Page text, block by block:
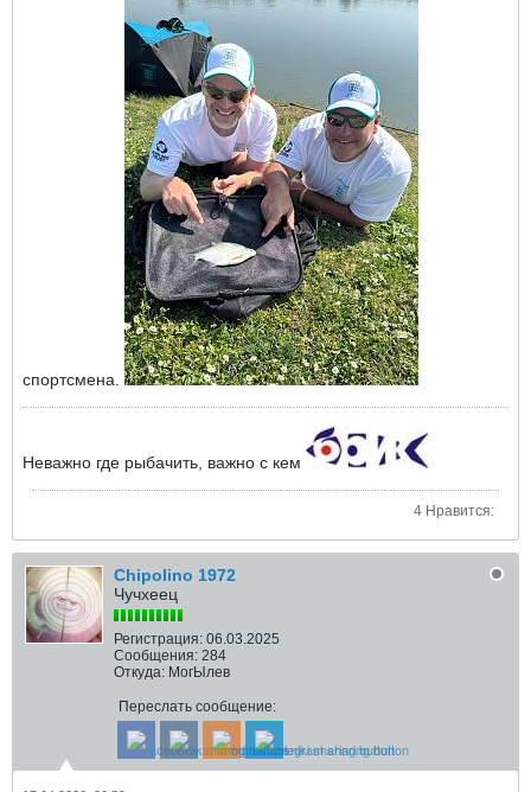
спортсмена.
Неважно где рыбачить, важно с кем
4 Нравится:
Chipolino 1972
Чучхеец
Регистрация: 06.03.2025
Сообщения: 284
Откуда: МогЫлев
Переслать сообщение: